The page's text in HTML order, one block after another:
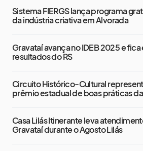
Sistema FIERGS lança programa
da indústria criativa em Alvorada
Gravataí avança no IDEB 2025 e
resultados do RS
Circuito Histórico-Cultural
prêmio estadual de boas práticas
Casa Lilás Itinerante leva
Gravataí durante o Agosto Lilás